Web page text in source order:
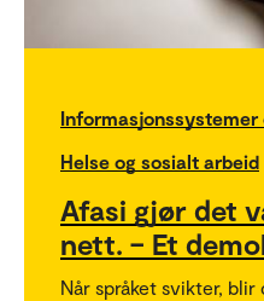
Informasjonssystemer
Helse og sosialt arbeid
Afasi gjør det
nett. – Et
Når språket svikter,